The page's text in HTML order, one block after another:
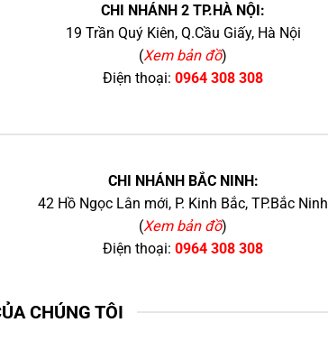
CHI NHÁNH 2 TP.HÀ NỘI:
19 Trần Quý Kiên, Q.Cầu Giấy, Hà Nội
(Xem bản đồ)
Điện thoại: 0964 308 308
CHI NHÁNH BẮC NINH:
42 Hồ Ngọc Lân mới, P. Kinh Bắc, TP.Bắc Ninh
(Xem bản đồ)
Điện thoại: 0964 308 308
CHÚNG TÔI